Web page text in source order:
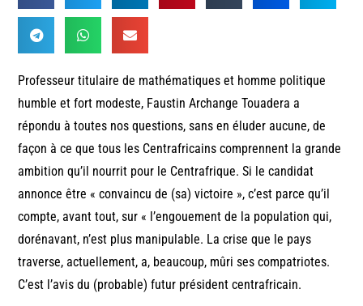
Professeur titulaire de mathématiques et homme politique
humble et fort modeste, Faustin Archange Touadera a
répondu à toutes nos questions, sans en éluder aucune, de
façon à ce que tous les Centrafricains comprennent la grande
ambition qu’il nourrit pour le Centrafrique. Si le candidat
annonce être « convaincu de (sa) victoire », c’est parce qu’il
compte, avant tout, sur « l’engouement de la population qui,
dorénavant, n’est plus manipulable. La crise que le pays
traverse, actuellement, a, beaucoup, mûri ses compatriotes.
C’est l’avis du (probable) futur président centrafricain.